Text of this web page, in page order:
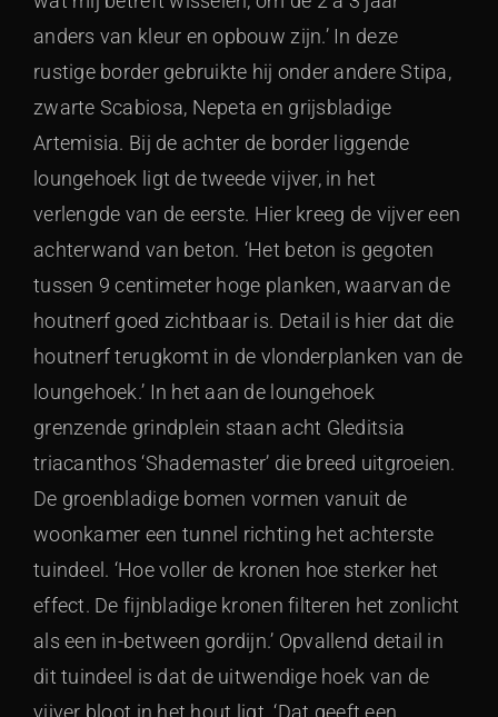
anders van kleur en opbouw zijn.’ In deze
rustige border gebruikte hij onder andere Stipa,
zwarte Scabiosa, Nepeta en grijsbladige
Artemisia. Bij de achter de border liggende
loungehoek ligt de tweede vijver, in het
verlengde van de eerste. Hier kreeg de vijver een
achterwand van beton. ‘Het beton is gegoten
tussen 9 centimeter hoge planken, waarvan de
houtnerf goed zichtbaar is. Detail is hier dat die
houtnerf terugkomt in de vlonderplanken van de
loungehoek.’ In het aan de loungehoek
grenzende grindplein staan acht Gleditsia
triacanthos ‘Shademaster’ die breed uitgroeien.
De groenbladige bomen vormen vanuit de
woonkamer een tunnel richting het achterste
tuindeel. ‘Hoe voller de kronen hoe sterker het
effect. De fijnbladige kronen filteren het zonlicht
als een in-between gordijn.’ Opvallend detail in
dit tuindeel is dat de uitwendige hoek van de
vijver bloot in het hout ligt. ‘Dat geeft een